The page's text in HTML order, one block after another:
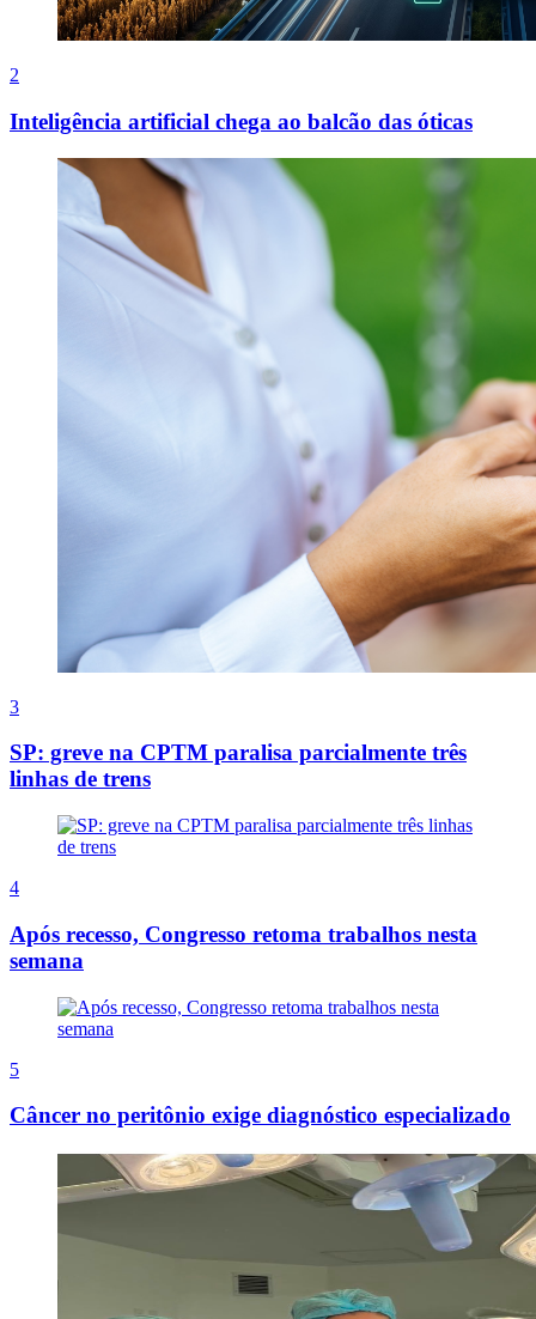
2
Inteligência artificial chega ao balcão das óticas
3
SP: greve na CPTM paralisa parcialmente três
linhas de trens
4
Após recesso, Congresso retoma trabalhos nesta
semana
5
Câncer no peritônio exige diagnóstico especializado